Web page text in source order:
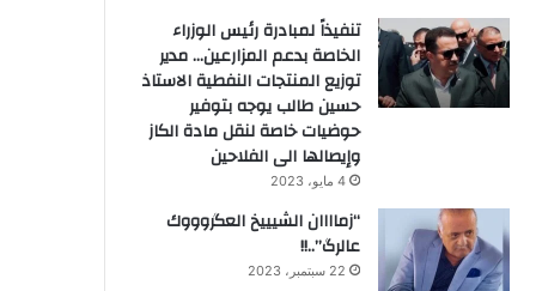
تنفيذاً لمبادرة رئيس الوزراء
الخاصة بدعم المزارعين… مدير
توزيع المنتجات النفطية الاستاذ
حسين طالب يوجه بتوفير
حوضيات خاصة لنقل مادة الكاز
وإيصالها الى الفلاحين
4 مايو، 2023
“زماااان الشيييخ العگروووك
عالرگ”..!!
22 سبتمبر، 2023